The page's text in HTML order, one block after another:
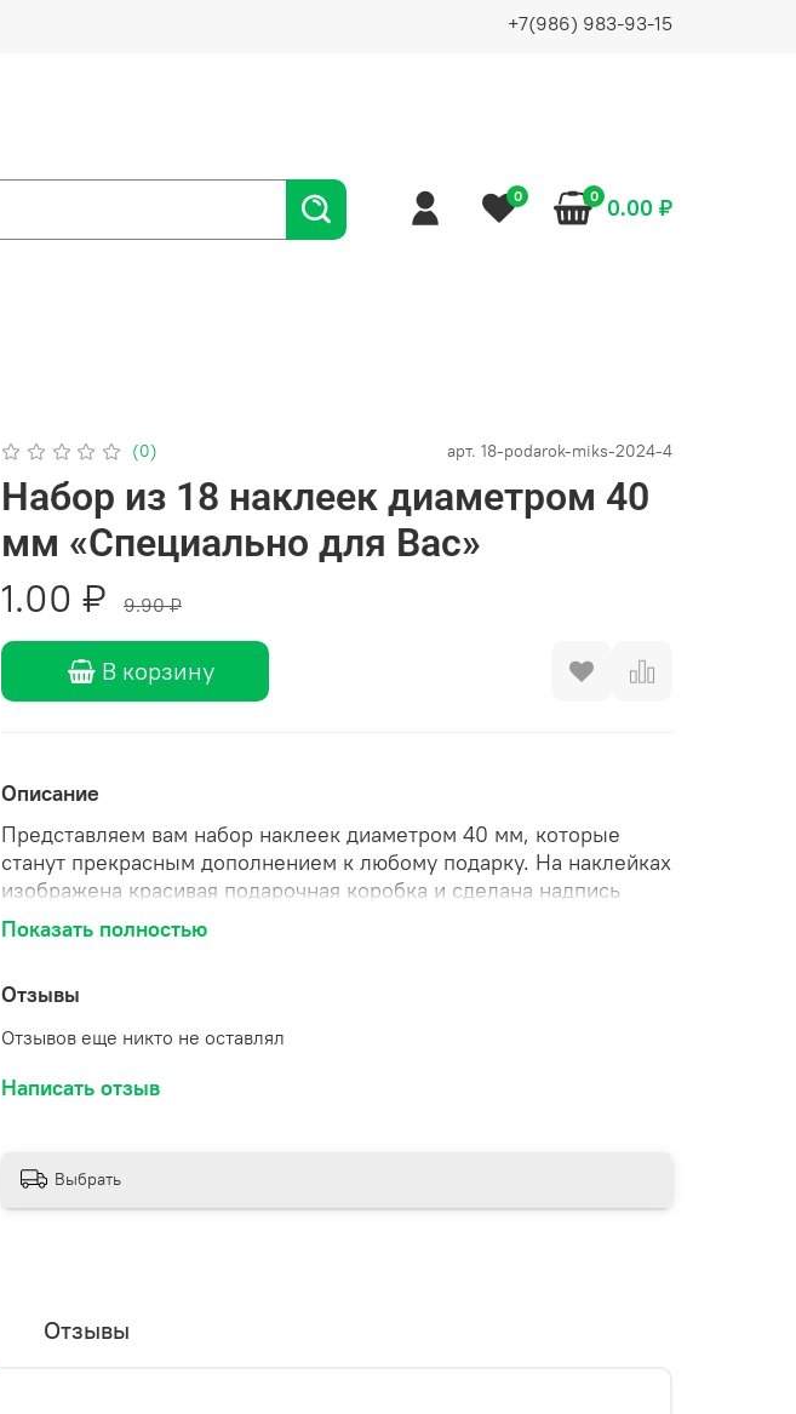
+7(986) 983-93-15
0 0 0.00 ₽
(0) арт. 18-podarok-miks-2024-4
Набор из 18 наклеек диаметром 40
мм «Специально для Вас»
1.00 ₽ 9.90 ₽
В корзину
Описание
Представляем вам набор наклеек диаметром 40 мм, которые
станут прекрасным дополнением к любому подарку. На наклейках
изображена красивая подарочная коробка и сделана надпись
«Специально для Вас».
Наклейки выполнены из качественной самоклеящейся плёнки,
после снятия. Они имеют яркий и насыщенный цвет, который не
выцветает со временем.
Показать полностью
Отзывы
Отзывов еще никто не оставлял
Написать отзыв
Выбрать
Отзывы